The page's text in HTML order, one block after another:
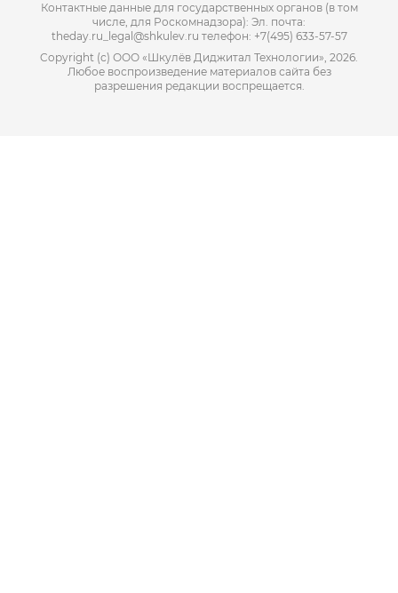
Контактные данные для государственных органов (в том
числе, для Роскомнадзора): Эл. почта:
theday.ru_legal@shkulev.ru телефон: +7(495) 633-57-57
Copyright (с) ООО «Шкулёв Диджитал Технологии», 2026.
Любое воспроизведение материалов сайта без
разрешения редакции воспрещается.